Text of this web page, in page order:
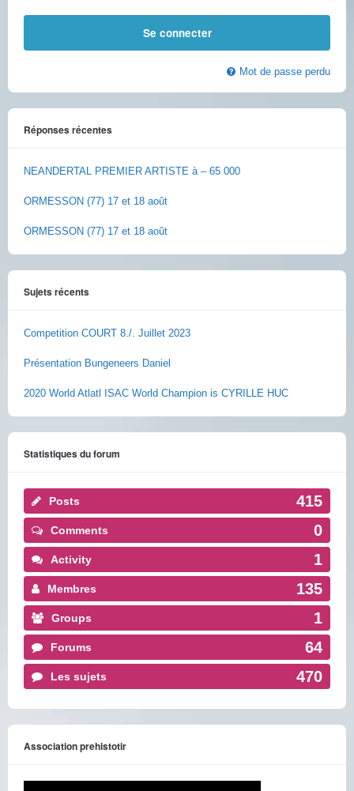
Mot de passe perdu
Réponses récentes
NEANDERTAL PREMIER ARTISTE à – 65 000
ORMESSON (77) 17 et 18 août
ORMESSON (77) 17 et 18 août
Sujets récents
Competition COURT 8./. Juillet 2023
Présentation Bungeneers Daniel
2020 World Atlatl ISAC World Champion is CYRILLE HUC
Statistiques du forum
Posts 415
Comments 0
Activity 1
Membres 135
Groups 1
Forums 64
Les sujets 470
Association prehistotir